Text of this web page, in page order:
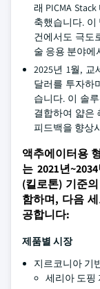
래 PICMA
축했습니다.
건에서도 극도
술 응용 분야에
2025년 1월, 교
달러를 투자하
습니다. 이 솔
결합하여 얇은
피드백을 향상
액추에이터용
는 2021년
(킬로톤) 기준
함하며, 다음
공합니다:
제품별 시장
지르코니아 기
세리아 도핑